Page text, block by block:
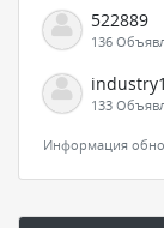
522889
136
133
Информация